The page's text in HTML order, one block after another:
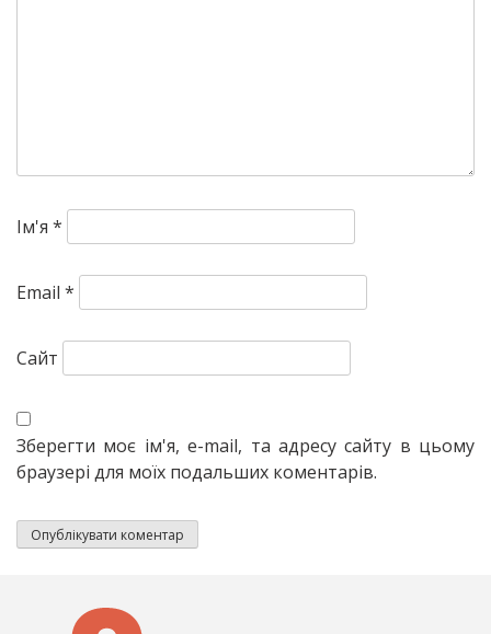
Ім'я *
Email *
Сайт
Зберегти моє ім'я, e-mail, та адресу сайту в цьому
браузері для моїх подальших коментарів.